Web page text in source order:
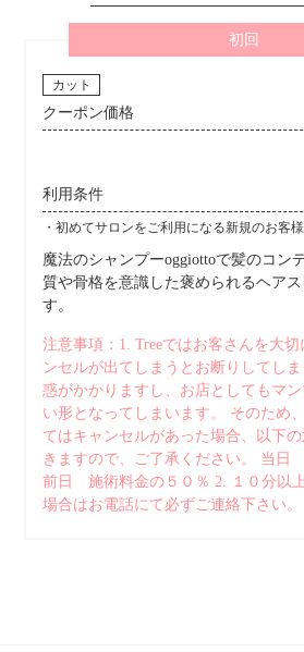
初回
カット
クーポン価格
利用条件
・初めてサロンをご利用になる新規のお客
魔法のシャンプーoggiottoで髪のコン
質や骨格を意識した褒められるヘア
す。
注意事項：1. Treeではお客さんを大
ンセルが出てしまうとお断りしてし
惑がかかりますし、お店としてもマ
い形となってしまいます。 そのため
てはキャンセルがあった場合、以下
きますので、ご了承ください。 当日
前日 施術料金の５０％ 2. １０分以
場合はお電話にて必ずご連絡下さい。